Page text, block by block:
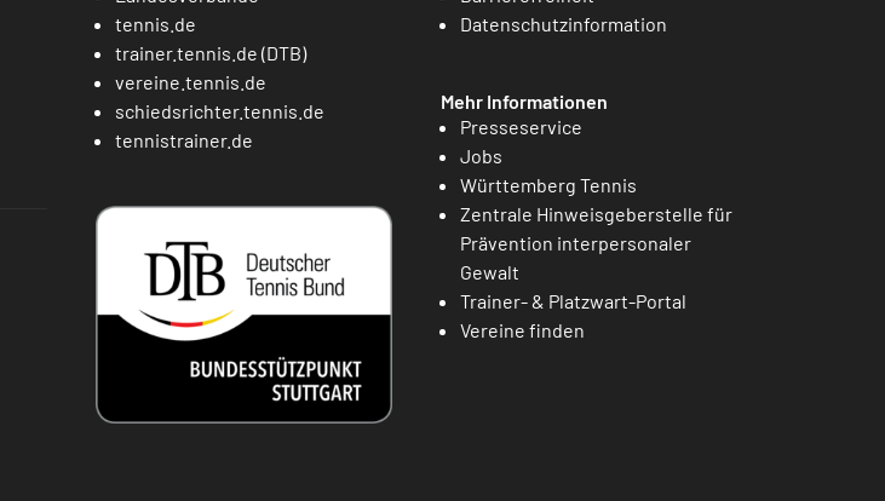
tennis.de
trainer.tennis.de (DTB)
vereine.tennis.de
schiedsrichter.tennis.de
tennistrainer.de
Datenschutzinformation
Mehr Informationen
Presseservice
Jobs
Württemberg Tennis
Zentrale Hinweisgeberstelle für
Prävention interpersonaler
Gewalt
Trainer- & Platzwart-Portal
Vereine finden